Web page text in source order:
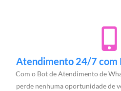
Atendimento 24/7 com
Com o Bot de Atendimento de
perde nenhuma oportunidade de